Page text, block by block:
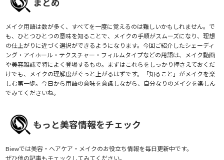
まとめ
メイク用語は数が多く、すべてを一度に覚えるのは難しいかもしれません。で
も、ひとつひとつの意味を知ることで、メイクの手順がスムーズになり、理想
の仕上がりに近づく選択ができるようになります。今回ご紹介したシェーディ
ング・アイホール・テクスチャー・フィルムタイプなどの用語は、メイク動画
や美容雑誌で特によく登場するもの。まずはこれらをしっかり押さえておくだ
けでも、メイクの理解度がぐっと上がるはずです。「知ること」がメイクを楽
しむ第一歩。今日から用語の意味を意識しながら、自分なりのメイクを楽しん
でみてくださいね。
もっと美容情報をチェック
Biewでは美容・ヘアケア・メイクのお役立ち情報を毎日更新中です。
ぜひ他の記事もチェックしてみてください。